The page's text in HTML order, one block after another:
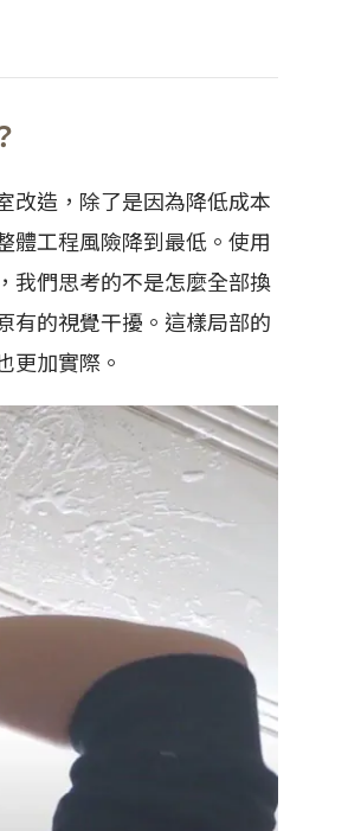
改造，除了是因為降低成本
體工程風險降到最低。使用
我們思考的不是怎麼全部換
有的視覺干擾。這樣局部的
更加實際。